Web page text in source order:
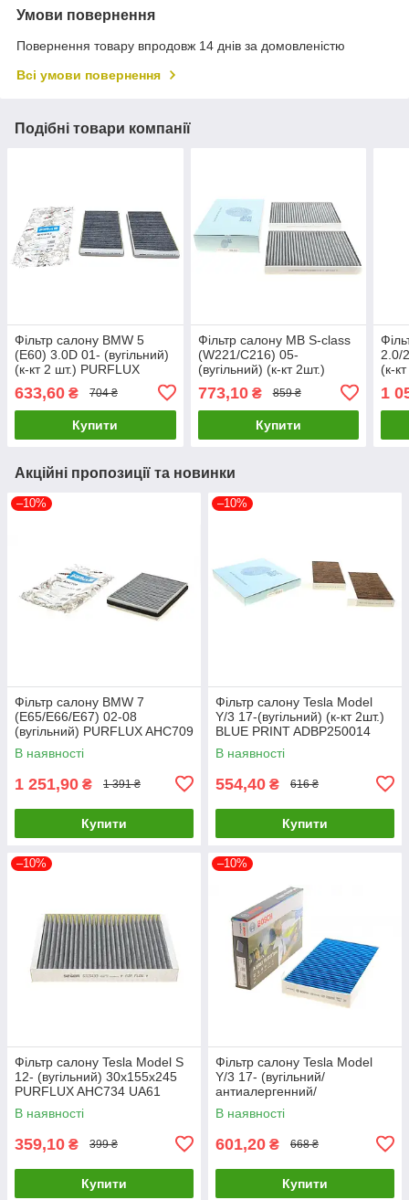
Умови повернення
Повернення товару впродовж 14 днів за домовленістю
Всі умови повернення
Подібні товари компанії
Фільтр салону BMW 5
(E60) 3.0D 01- (вугільний)
(к-кт 2 шт.) PURFLUX
633,60 ₴ 704 ₴
Купити
Фільтр салону MB S-class
(W221/C216) 05-
(вугільний) (к-кт 2шт.)
BLUE PRINT ADU172515
UA61
773,10₴ 859 ₴
Купити
2.0/
(к-
1
Акційні пропозиції та новинки
–10%
Фільтр салону BMW 7
(E65/E66/E67) 02-08
(вугільний) PURFLUX AHC709
UA61
В наявності
1 251,90 ₴ 1 391 ₴
Купити
–10%
Фільтр салону Tesla Model
Y/3 17-(вугільний) (к-кт 2шт.)
BLUE PRINT ADBP250014
UA61
В наявності
554,40 ₴ 616 ₴
Купити
–10%
Фільтр салону Tesla Model S
12- (вугільний) 30x155x245
PURFLUX AHC734 UA61
В наявності
359,10 ₴ 399 ₴
Купити
–10%
Фільтр салону Tesla Model
Y/3 17- (вугільний/
антиалергенний/
антибактеріальний) BOSCH 0
986 628 583 UA61
В наявності
601,20 ₴ 668 ₴
Купити